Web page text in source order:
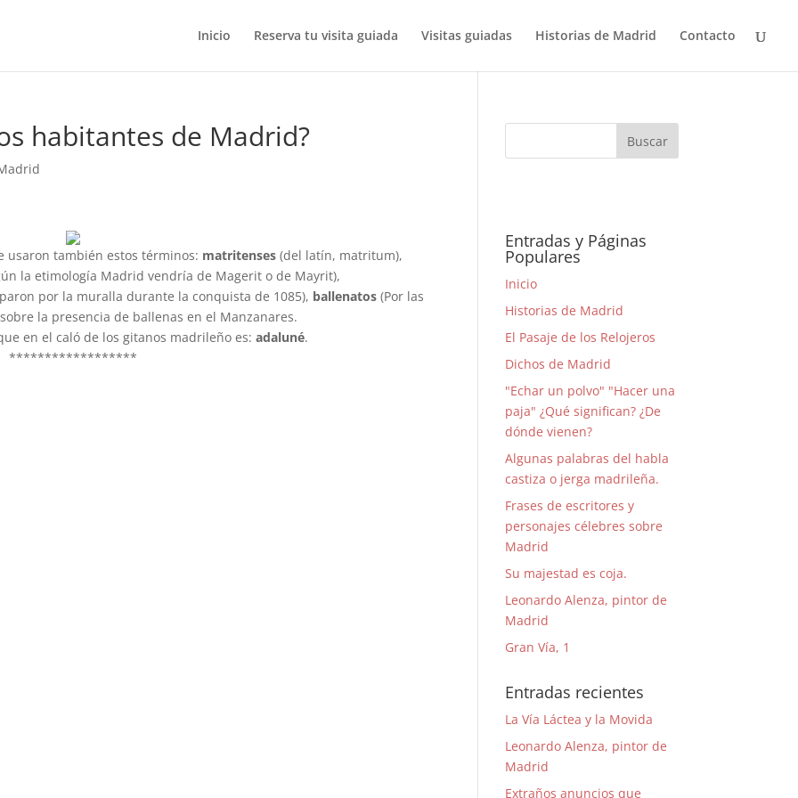
Inicio Reserva tu visita guiada Visitas guiadas Historias de Madrid Contacto
habitantes de Madrid?
usaron también estos términos: matritenses(del latín, matritum),
la etimología Madrid vendría de Magerit o de Mayrit),
por la muralla durante la conquista de 1085), ballenatos(Por las
la presencia de ballenas en el Manzanares.
en el caló de los gitanos madrileño es:adaluné.
******************
Entradas y Páginas
Populares
Inicio
Historias de Madrid
El Pasaje de los Relojeros
Dichos de Madrid
"Echar un polvo" "Hacer una
paja" ¿Qué significan? ¿De
dónde vienen?
Algunas palabras del habla
castiza o jerga madrileña.
Frases de escritores y
personajes célebres sobre
Madrid
Su majestad es coja.
Leonardo Alenza, pintor de
Madrid
Gran Vía, 1
Entradas recientes
La Vía Láctea y la Movida
Leonardo Alenza, pintor de
Madrid
Extraños anuncios que